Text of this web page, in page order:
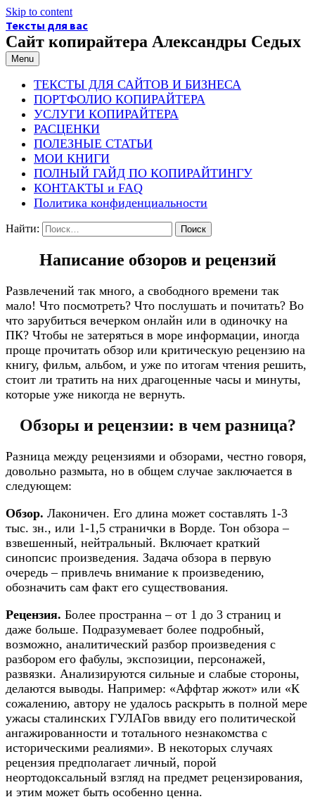
Skip to content
Тексты для вас
Сайт копирайтера Александры Седых
Menu
ТЕКСТЫ ДЛЯ САЙТОВ И БИЗНЕСА
ПОРТФОЛИО КОПИРАЙТЕРА
УСЛУГИ КОПИРАЙТЕРА
РАСЦЕНКИ
ПОЛЕЗНЫЕ СТАТЬИ
МОИ КНИГИ
ПОЛНЫЙ ГАЙД ПО КОПИРАЙТИНГУ
КОНТАКТЫ и FAQ
Политика конфиденциальности
Найти:
Написание обзоров и рецензий
Развлечений так много, а свободного времени так
мало! Что посмотреть? Что послушать и почитать? Во
что зарубиться вечерком онлайн или в одиночку на
ПК? Чтобы не затеряться в море информации, иногда
проще прочитать обзор или критическую рецензию на
книгу, фильм, альбом, и уже по итогам чтения решить,
стоит ли тратить на них драгоценные часы и минуты,
которые уже никогда не вернуть.
Обзоры и рецензии: в чем разница?
Разница между рецензиями и обзорами, честно говоря,
довольно размыта, но в общем случае заключается в
следующем:​
Обзор. Лаконичен. Его длина может составлять 1-3
тыс. зн., или 1-1,5 странички в Ворде. Тон обзора –
взвешенный, нейтральный. Включает краткий
синопсис произведения. Задача обзора в первую
очередь – привлечь внимание к произведению,
обозначить сам факт его существования.
Рецензия. Более пространна – от 1 до 3 страниц и
даже больше. Подразумевает более подробный,
возможно, аналитический разбор произведения с
разбором его фабулы, экспозиции, персонажей,
развязки. Анализируются сильные и слабые стороны,
делаются выводы. Например: «Аффтар жжот» или «К
сожалению, автору не удалось раскрыть в полной мере
ужасы сталинских ГУЛАГов ввиду его политической
ангажированности и тотального незнакомства с
историческими реалиями». В некоторых случаях
рецензия предполагает личный, порой
неортодоксальный взгляд на предмет рецензирования,
и этим может быть особенно ценна.​